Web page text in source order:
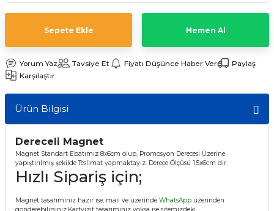
Sepete Ekle Hemen Al
Yorum Yaz Tavsiye Et Fiyatı Düşünce Haber Ver
Paylaş
Karşılaştır
Ürün Bilgisi
Dereceli Magnet
Magnet Standart Ebatımız 8x6cm olup, Promosyon Derecesi Üzerine
yapıştırılmış şekilde Teslimat yapmaktayız. Derece Ölçüsü 1,5x6cm dir.
Hızlı Sipariş için;
Magnet tasarımınız hazır ise; mail ve üzerinde WhatsApp üzerinden